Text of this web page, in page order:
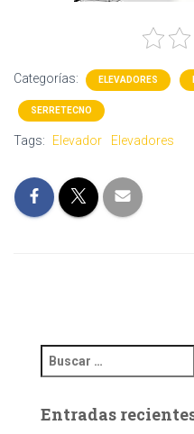
Categorías: ELEVADORES
SERRETECNO
Tags: Elevador Elevadores
u
c
Entradas